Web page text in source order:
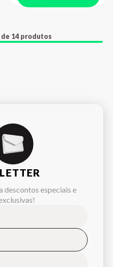
de 14 produtos
descontos especiais e